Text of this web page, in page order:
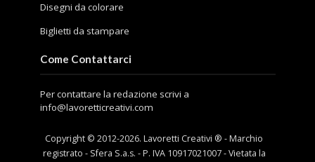
Disegni da colorare
Biglietti da stampare
Come Contattarci
Per contattare la redazione scrivi a
info@lavoretticreativi.com
Copyright © 2012-2026. Lavoretti Creativi ® - Marchio
registrato - Sfera S.a.s. - P. IVA 10917021007 - Vietata la